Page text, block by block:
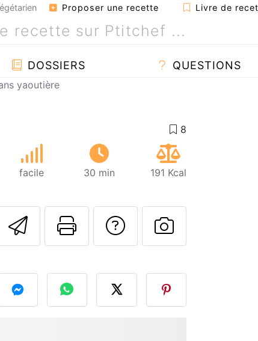
Proposer une recette Livre de
DOSSIERS QUESTIONS
yaoutière
facile 30 min 191 Kcal
Envoyer cette recette à
Imprimer cette page
Poser une
Publier